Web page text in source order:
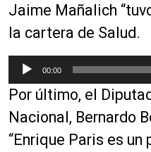
o
r
d
a
u
d
i
Jaime Mañalich
la cartera de Salud.
e
p
r
o
00:00
Por último, el
Nacional, Bernardo
“Enrique Paris es